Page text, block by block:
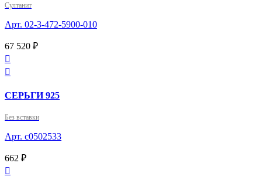
Султанит
Арт. 02-3-472-5900-010
67 520 ₽


СЕРЬГИ 925
Без вставки
Арт. с0502533
662 ₽
